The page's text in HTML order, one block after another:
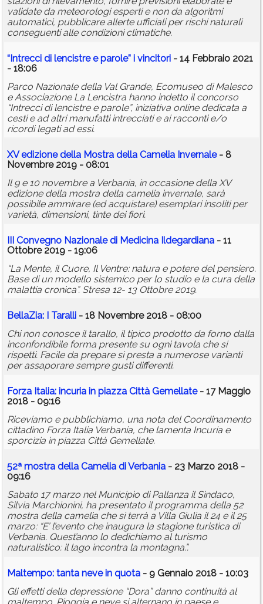
validate da meteorologi esperti e non da algoritmi
automatici, pubblicare allerte ufficiali per rischi naturali
conseguenti alle condizioni climatiche.
“Intrecci di lencistre e parole” i vincitori - 14 Febbraio 2021
- 18:06
Parco Nazionale della Val Grande, Ecomuseo di Malesco
e Associazione La Lencistra hanno indetto il concorso
“Intrecci di lencistre e parole”, iniziativa online dedicata a
cesti e ad altri manufatti intrecciati e ai racconti e/o
ricordi legati ad essi.
XV edizione della Mostra della Camelia Invernale- 8
Novembre 2019 - 08:01
Il 9 e 10 novembre a Verbania, in occasione della XV
edizione della mostra della camelia invernale, sarà
possibile ammirare (ed acquistare) esemplari insoliti per
varietà, dimensioni, tinte dei fiori.
III Convegno Nazionale di Medicina Ildegardiana - 11
Ottobre 2019 - 19:06
“La Mente, il Cuore, Il Ventre: natura e potere del pensiero.
Base di un modello sistemico per lo studio e la cura della
malattia cronica”. Stresa 12- 13 Ottobre 2019.
BellaZia: I Taralli - 18 Novembre 2018 - 08:00
Chi non conosce il tarallo, il tipico prodotto da forno dalla
inconfondibile forma presente su ogni tavola che si
rispetti. Facile da prepare si presta a numerose varianti
per assaporare sempre gusti differenti.
Forza Italia: incuria in piazza Città Gemellate- 17 Maggio
2018 - 09:16
Riceviamo e pubblichiamo, una nota del Coordinamento
cittadino Forza Italia Verbania, che lamenta Incuria e
sporcizia in piazza Città Gemellate.
52ª mostra della Camelia di Verbania - 23 Marzo 2018 -
09:16
Sabato 17 marzo nel Municipio di Pallanza il Sindaco,
Silvia Marchionini, ha presentato il programma della 52
mostra della camelia che si terrà a Villa Giulia il 24 e il 25
marzo: “E’ l’evento che inaugura la stagione turistica di
Verbania. Quest’anno lo dedichiamo al turismo
naturalistico: il lago incontra la montagna.”.
Maltempo: tanta neve in quota - 9 Gennaio 2018 - 10:03
Gli effetti della depressione “Dora” danno continuità al